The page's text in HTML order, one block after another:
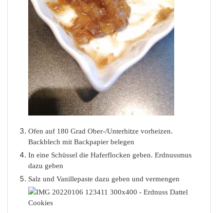
Ofen auf 180 Grad Ober-/Unterhitze vorheizen.
Backblech mit Backpapier belegen
In eine Schüssel die Haferflocken geben. Erdnussmus
dazu geben
Salz und Vanillepaste dazu geben und vermengen